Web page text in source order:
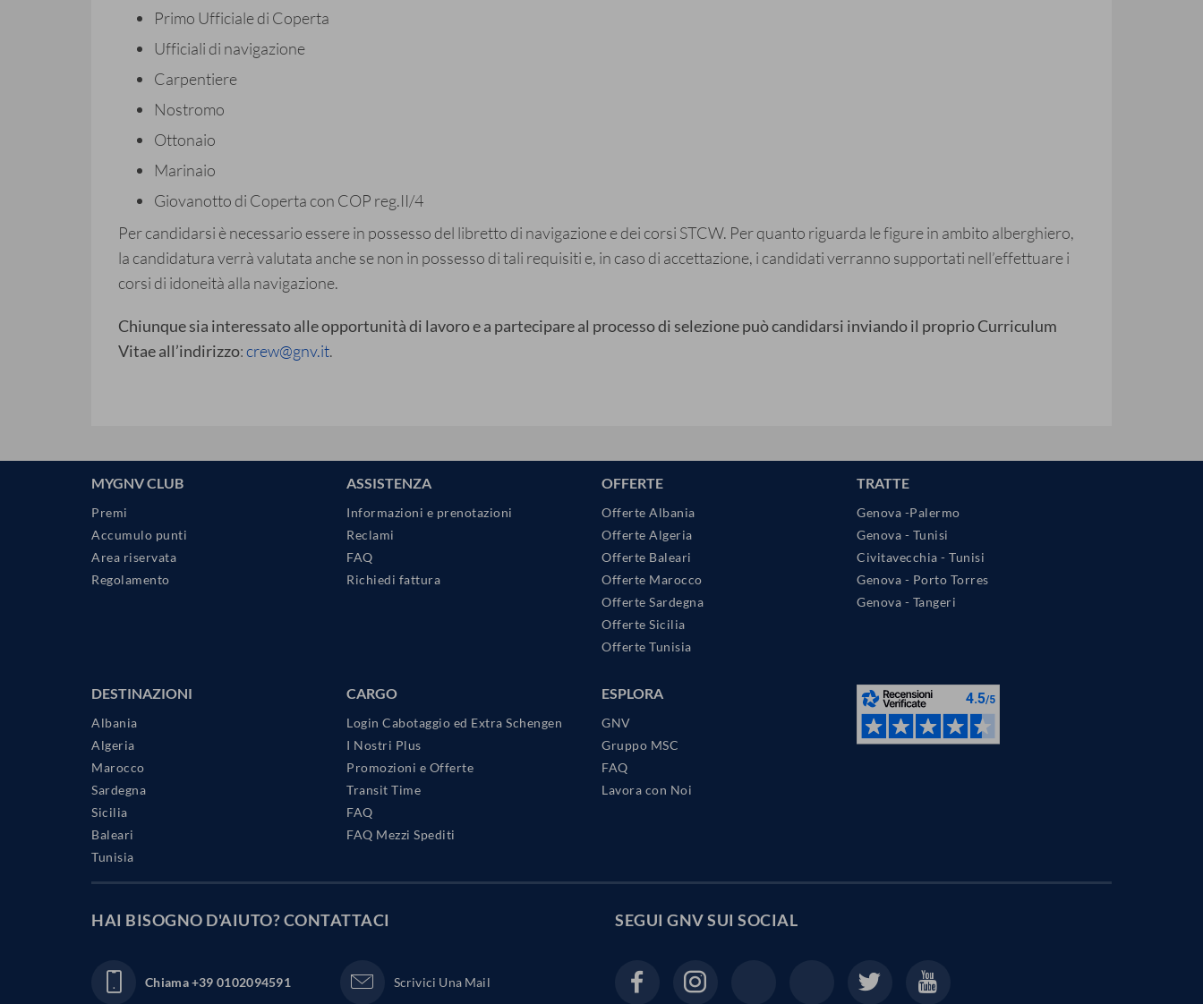
Primo Ufficiale di Coperta
Ufficiali di navigazione
Carpentiere
Nostromo
Ottonaio
Marinaio
Giovanotto di Coperta con COP reg.II/4
Per candidarsi è necessario essere in possesso del libretto di navigazione e dei corsi STCW. Per quanto riguarda le figure in ambito alberghiero,
la candidatura verrà valutata anche se non in possesso di tali requisiti e, in caso di accettazione, i candidati verranno supportati nell’effettuare i
corsi di idoneità alla navigazione.
Chiunque sia interessato alle opportunità di lavoro e a partecipare al processo di selezione può candidarsi inviando il proprio Curriculum
Vitae all’indirizzo:crew@gnv.it.
MYGNV CLUB
Premi
Accumulo punti
Area riservata
Regolamento
ASSISTENZA
Informazioni e prenotazioni
Reclami
FAQ
Richiedi fattura
OFFERTE
Offerte Albania
Offerte Algeria
Offerte Baleari
Offerte Marocco
Offerte Sardegna
Offerte Sicilia
Offerte Tunisia
TRATTE
Genova -Palermo
Genova - Tunisi
Civitavecchia - Tunisi
Genova - Porto Torres
Genova - Tangeri
DESTINAZIONI
Albania
Algeria
Marocco
Sardegna
Sicilia
Baleari
Tunisia
CARGO
Login Cabotaggio ed Extra Schengen
I Nostri Plus
Promozioni e Offerte
Transit Time
FAQ
FAQ Mezzi Spediti
ESPLORA
GNV
Gruppo MSC
FAQ
Lavora con Noi
HAI BISOGNO D'AIUTO?CONTATTACI
Chiama+39 0102094591 Scrivici Una Mail
SEGUI GNV SUI SOCIAL